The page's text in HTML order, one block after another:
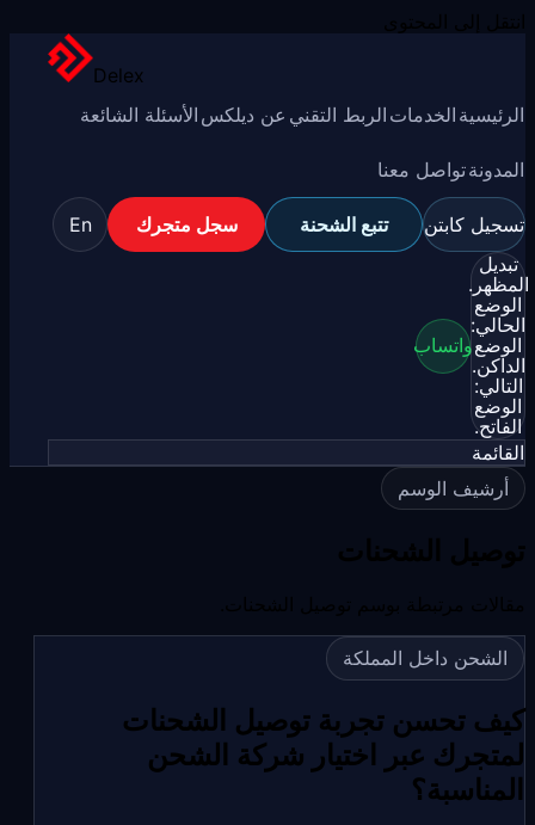
Delex
الرئيسية الخدمات الربط التقني عن ديلكس الأسئلة الشائعة
المدونةتواصل معنا
تسجيل كابتن تتبع الشحنة سجل متجرك
En
تبديل
المظهر.
الوضع
الحالي:
الوضع
الداكن.
التالي:
الوضع
الفاتح.
واتساب
القائمة
أرشيف الوسم
الشحن داخل المملكة
كيف تحسن تجربة توصيل الشحنات
لمتجرك عبر اختيار شركة الشحن
المناسبة؟